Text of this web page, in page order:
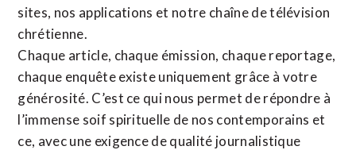
sites, nos applications et notre chaîne de télévision
chrétienne.
Chaque article, chaque émission, chaque reportage,
chaque enquête existe uniquement grâce à votre
générosité. C’est ce qui nous permet de répondre à
l’immense soif spirituelle de nos contemporains et
ce, avec une exigence de qualité journalistique